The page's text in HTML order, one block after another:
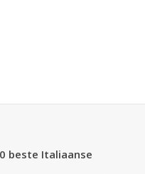
beste Italiaanse